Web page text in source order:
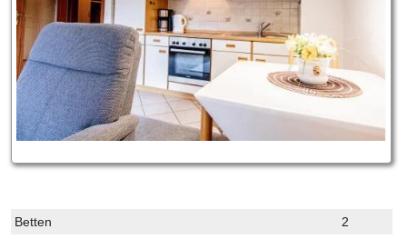
Betten
2